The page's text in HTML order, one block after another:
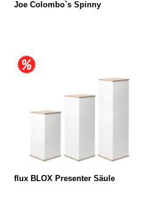
Joe Colombo`s Spinny
flux BLOX Presenter Säule